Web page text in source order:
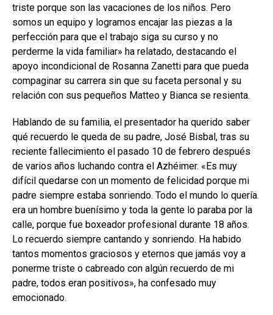
triste porque son las vacaciones de los niños. Pero
somos un equipo y logramos encajar las piezas a la
perfección para que el trabajo siga su curso y no
perderme la vida familiar» ha relatado, destacando el
apoyo incondicional de Rosanna Zanetti para que pueda
compaginar su carrera sin que su faceta personal y su
relación con sus pequeños Matteo y Bianca se resienta.
Hablando de su familia, el presentador ha querido saber
qué recuerdo le queda de su padre, José Bisbal, tras su
reciente fallecimiento el pasado 10 de febrero después
de varios años luchando contra el Azhéimer. «Es muy
difícil quedarse con un momento de felicidad porque mi
padre siempre estaba sonriendo. Todo el mundo lo quería.
era un hombre buenísimo y toda la gente lo paraba por la
calle, porque fue boxeador profesional durante 18 años.
Lo recuerdo siempre cantando y sonriendo. Ha habido
tantos momentos graciosos y eternos que jamás voy a
ponerme triste o cabreado con algún recuerdo de mi
padre, todos eran positivos», ha confesado muy
emocionado.